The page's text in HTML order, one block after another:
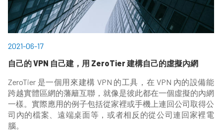
2021-06-17
自己的 VPN 自己建，用 ZeroTier 建構自己的虛擬內網
ZeroTier 是一個用來建構 VPN 的工具，在 VPN 內的設備能
跨越實體區網的藩籬互聯，就像是彼此都在一個虛擬的內網
一樣。實際應用的例子包括從家裡或手機上連回公司取得公
司內的檔案、遠端桌面等，或者相反的從公司連回家裡電
腦。